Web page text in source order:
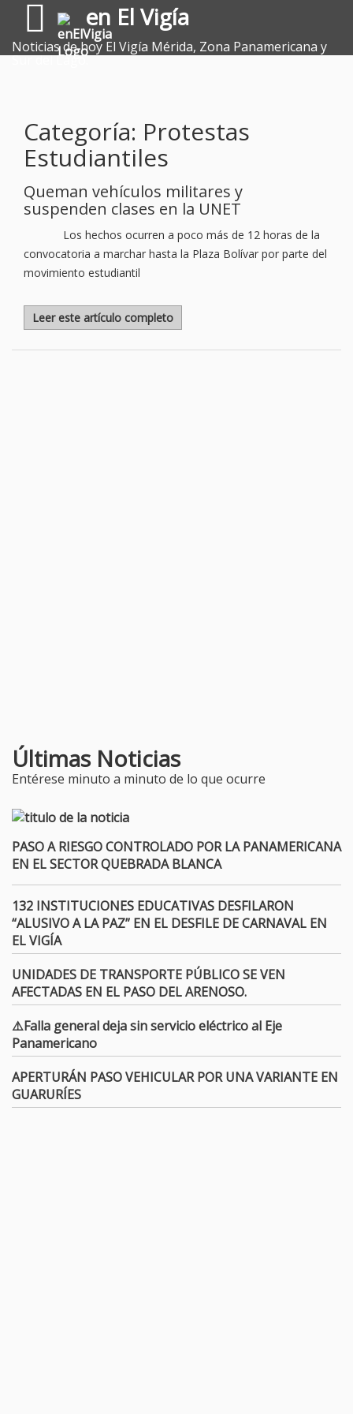
en El Vigía
Noticias de hoy El Vigía Mérida, Zona Panamericana y
Sur del Lago.
Categoría: Protestas
Estudiantiles
Queman vehículos militares y
suspenden clases en la UNET
Los hechos ocurren a poco más de 12 horas de la
convocatoria a marchar hasta la Plaza Bolívar por parte del
movimiento estudiantil
Leer este artículo completo
Últimas Noticias
Entérese minuto a minuto de lo que ocurre
PASO A RIESGO CONTROLADO POR LA PANAMERICANA
EN EL SECTOR QUEBRADA BLANCA
132 INSTITUCIONES EDUCATIVAS DESFILARON
“ALUSIVO A LA PAZ” EN EL DESFILE DE CARNAVAL EN
EL VIGÍA
UNIDADES DE TRANSPORTE PÚBLICO SE VEN
AFECTADAS EN EL PASO DEL ARENOSO.
⚠️Falla general deja sin servicio eléctrico al Eje
Panamericano
APERTURÁN PASO VEHICULAR POR UNA VARIANTE EN
GUARURÍES